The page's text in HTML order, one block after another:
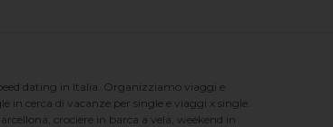
dating in Italia. Organizziamo viaggi e
cerca di vacanze per single e viaggi x single.
crociere in barca a vela, weekend in